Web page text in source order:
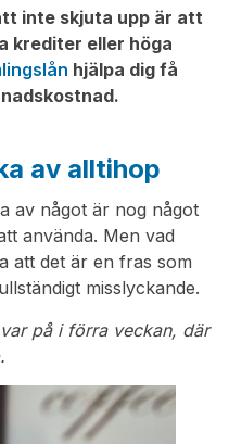
inte skjuta upp är att
krediter eller höga
hjälpa dig få
av alltihop
av något är nog något
använda. Men vad
att det är en fras som
misslyckande.
på i förra veckan, där